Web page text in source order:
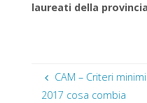
laureati della
CAM – Criteri
2017 cosa combia